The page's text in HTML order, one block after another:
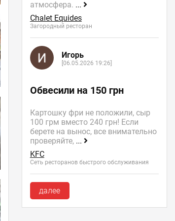
атмосфера. ...
Chalet Equides
Загородный ресторан
Игорь
[06.05.2026 19:26]
Обвесили на 150 грн
Картошку фри не положили, сыр
100 грм вместо 240 грн! Если
берете на вынос, все внимательно
проверяйте, ...
KFC
Сеть ресторанов быстрого обслуживания
далее